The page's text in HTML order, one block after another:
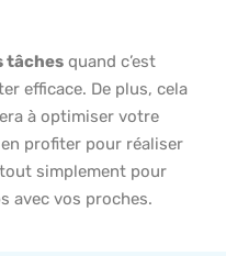
tâches quand c’est
efficace. De plus, cela
à optimiser votre
profiter pour réaliser
simplement pour
avec vos proches.